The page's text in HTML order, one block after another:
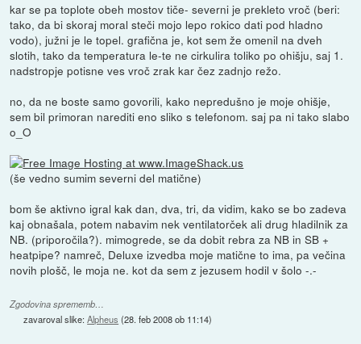
kar se pa toplote obeh mostov tiče- severni je prekleto vroč (beri:
tako, da bi skoraj moral steči mojo lepo rokico dati pod hladno
vodo), južni je le topel. grafična je, kot sem že omenil na dveh
slotih, tako da temperatura le-te ne cirkulira toliko po ohišju, saj 1.
nadstropje potisne ves vroč zrak kar čez zadnjo režo.
no, da ne boste samo govorili, kako nepredušno je moje ohišje,
sem bil primoran narediti eno sliko s telefonom. saj pa ni tako slabo
o_O
(še vedno sumim severni del matične)
bom še aktivno igral kak dan, dva, tri, da vidim, kako se bo zadeva
kaj obnašala, potem nabavim nek ventilatorček ali drug hladilnik za
NB. (priporočila?). mimogrede, se da dobit rebra za NB in SB +
heatpipe? namreč, Deluxe izvedba moje matične to ima, pa večina
novih plošč, le moja ne. kot da sem z jezusem hodil v šolo -.-
Zgodovina sprememb…
zavaroval slike:Alpheus (28. feb 2008 ob 11:14)